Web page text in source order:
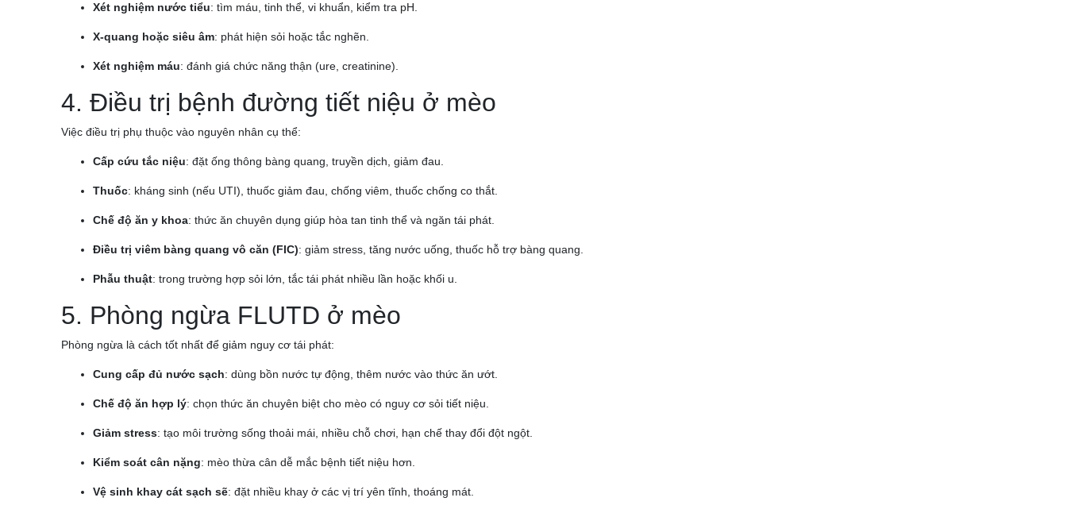
Xét nghiệm nước tiểu: tìm máu, tinh thể, vi khuẩn, kiểm tra pH.
X-quang hoặc siêu âm: phát hiện sỏi hoặc tắc nghẽn.
Xét nghiệm máu: đánh giá chức năng thận (ure, creatinine).
4. Điều trị bệnh đường tiết niệu ở mèo
Việc điều trị phụ thuộc vào nguyên nhân cụ thể:
Cấp cứu tắc niệu: đặt ống thông bàng quang, truyền dịch, giảm đau.
Thuốc: kháng sinh (nếu UTI), thuốc giảm đau, chống viêm, thuốc chống co thắt.
Chế độ ăn y khoa: thức ăn chuyên dụng giúp hòa tan tinh thể và ngăn tái phát.
Điều trị viêm bàng quang vô căn (FIC): giảm stress, tăng nước uống, thuốc hỗ trợ bàng quang.
Phẫu thuật: trong trường hợp sỏi lớn, tắc tái phát nhiều lần hoặc khối u.
5. Phòng ngừa FLUTD ở mèo
Phòng ngừa là cách tốt nhất để giảm nguy cơ tái phát:
Cung cấp đủ nước sạch: dùng bồn nước tự động, thêm nước vào thức ăn ướt.
Chế độ ăn hợp lý: chọn thức ăn chuyên biệt cho mèo có nguy cơ sỏi tiết niệu.
Giảm stress: tạo môi trường sống thoải mái, nhiều chỗ chơi, hạn chế thay đổi đột ngột.
Kiểm soát cân nặng: mèo thừa cân dễ mắc bệnh tiết niệu hơn.
Vệ sinh khay cát sạch sẽ: đặt nhiều khay ở các vị trí yên tĩnh, thoáng mát.